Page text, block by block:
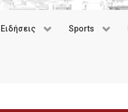
Ειδήσεις Sports